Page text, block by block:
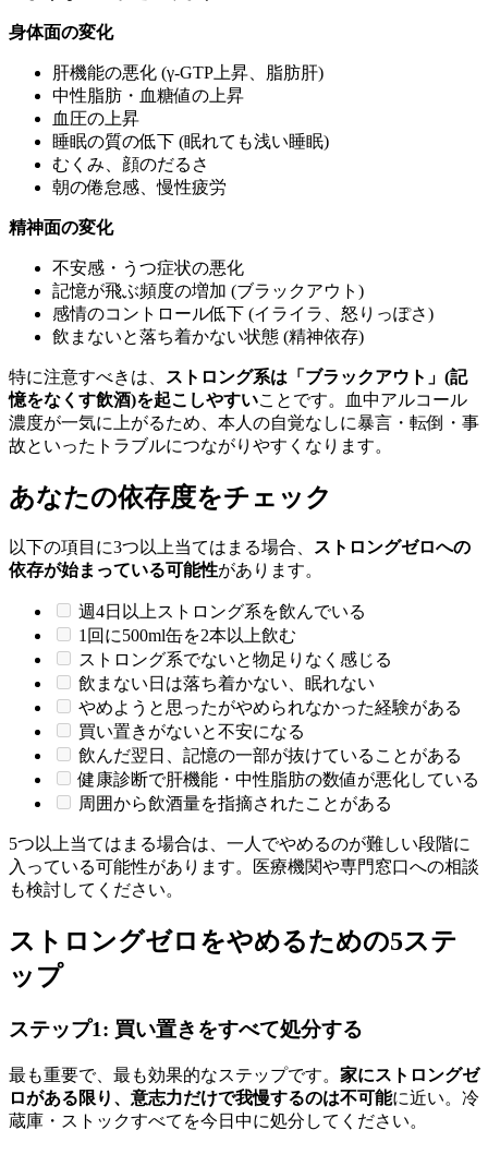
身体面の変化
肝機能の悪化 (γ-GTP上昇、脂肪肝)
中性脂肪・血糖値の上昇
血圧の上昇
睡眠の質の低下 (眠れても浅い睡眠)
むくみ、顔のだるさ
朝の倦怠感、慢性疲労
精神面の変化
不安感・うつ症状の悪化
記憶が飛ぶ頻度の増加 (ブラックアウト)
感情のコントロール低下 (イライラ、怒りっぽさ)
飲まないと落ち着かない状態 (精神依存)
特に注意すべきは、 ストロング系は「ブラックアウト」(記
憶をなくす飲酒)を起こしやすいことです。血中アルコール
濃度が一気に上がるため、本人の自覚なしに暴言・転倒・事
故といったトラブルにつながりやすくなります。
あなたの依存度をチェック
以下の項目に3つ以上当てはまる場合、
ストロングゼロへの
依存が始まっている可能性があります。
週4日以上ストロング系を飲んでいる
1回に500ml缶を2本以上飲む
ストロング系でないと物足りなく感じる
飲まない日は落ち着かない、眠れない
やめようと思ったがやめられなかった経験がある
買い置きがないと不安になる
飲んだ翌日、記憶の一部が抜けていることがある
健康診断で肝機能・中性脂肪の数値が悪化している
周囲から飲酒量を指摘されたことがある
5つ以上当てはまる場合は、一人でやめるのが難しい段階に
入っている可能性があります。医療機関や専門窓口への相談
も検討してください。
ストロングゼロをやめるための5ステ
ップ
ステップ1: 買い置きをすべて処分する
最も重要で、最も効果的なステップです。 家にストロングゼ
ロがある限り、意志力だけで我慢するのは不可能に近い。冷
蔵庫・ストックすべてを今日中に処分してください。